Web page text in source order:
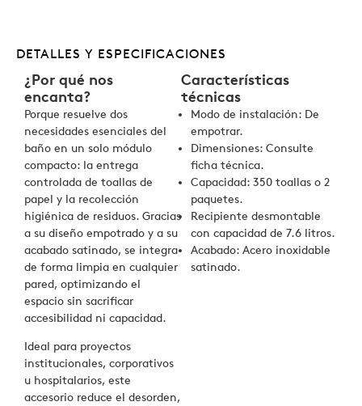
DETALLES Y ESPECIFICACIONES
¿Por qué nos
encanta?
Porque resuelve dos
necesidades esenciales del
baño en un solo módulo
compacto: la entrega
controlada de toallas de
papel y la recolección
higiénica de residuos. Gracias
a su diseño empotrado y a su
acabado satinado, se integra
de forma limpia en cualquier
pared, optimizando el
espacio sin sacrificar
accesibilidad ni capacidad.
Ideal para proyectos
institucionales, corporativos
u hospitalarios, este
accesorio reduce el desorden,
Características
técnicas
Modo de instalación: De
empotrar.
Dimensiones: Consulte
ficha técnica.
Capacidad: 350 toallas o 2
paquetes.
Recipiente desmontable
con capacidad de 7.6 litros.
Acabado: Acero inoxidable
satinado.